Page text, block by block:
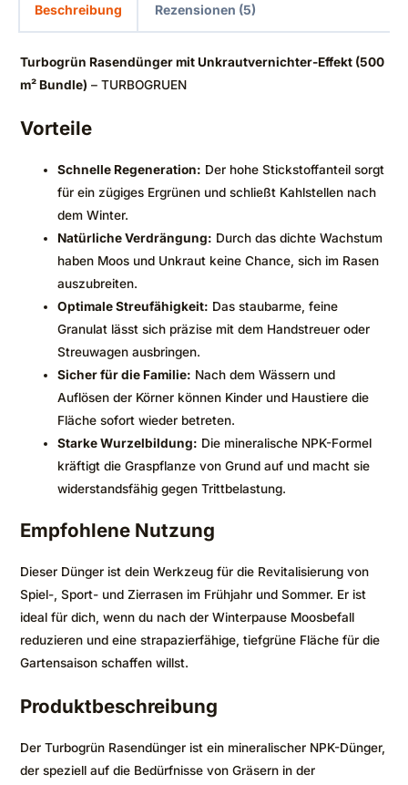
Beschreibung Rezensionen (5)
Turbogrün Rasendünger mit Unkrautvernichter-Effekt (500
m² Bundle) – TURBOGRUEN
Vorteile
Schnelle Regeneration: Der hohe Stickstoffanteil sorgt
für ein zügiges Ergrünen und schließt Kahlstellen nach
dem Winter.
Natürliche Verdrängung: Durch das dichte Wachstum
haben Moos und Unkraut keine Chance, sich im Rasen
auszubreiten.
Optimale Streufähigkeit: Das staubarme, feine
Granulat lässt sich präzise mit dem Handstreuer oder
Streuwagen ausbringen.
Sicher für die Familie: Nach dem Wässern und
Auflösen der Körner können Kinder und Haustiere die
Fläche sofort wieder betreten.
Starke Wurzelbildung: Die mineralische NPK-Formel
kräftigt die Graspflanze von Grund auf und macht sie
widerstandsfähig gegen Trittbelastung.
Empfohlene Nutzung
Dieser Dünger ist dein Werkzeug für die Revitalisierung von
Spiel-, Sport- und Zierrasen im Frühjahr und Sommer. Er ist
ideal für dich, wenn du nach der Winterpause Moosbefall
reduzieren und eine strapazierfähige, tiefgrüne Fläche für die
Gartensaison schaffen willst.
Produktbeschreibung
Der Turbogrün Rasendünger ist ein mineralischer NPK-Dünger,
der speziell auf die Bedürfnisse von Gräsern in der